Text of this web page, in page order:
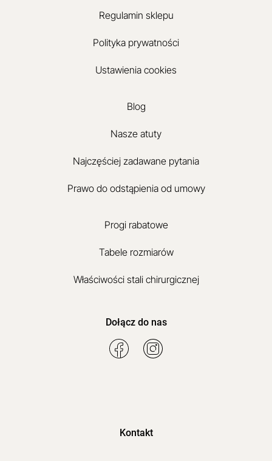
Regulamin sklepu
Polityka prywatności
Ustawienia cookies
Blog
Nasze atuty
Najczęściej zadawane pytania
Prawo do odstąpienia od umowy
Progi rabatowe
Tabele rozmiarów
Właściwości stali chirurgicznej
Dołącz do nas
Kontakt